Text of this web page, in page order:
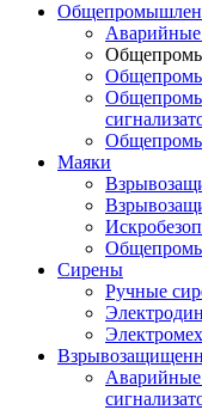
Аварийные
Маяки
Сирены
Ручные